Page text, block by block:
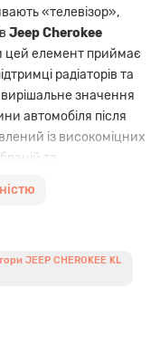
«телевізор»,
Jeep Cherokee
цей елемент приймає
радіаторів та
значення
автомобіля після
із високоміцних
та
JEEP CHEROKEE KL